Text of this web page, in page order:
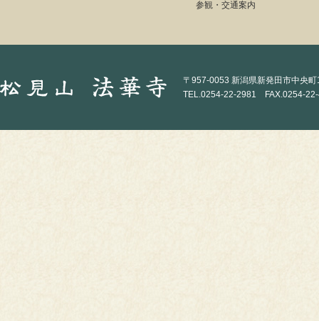
参観・交通案内
〒957-0053 新潟県新発田市中央
TEL.0254-22-2981 FAX.0254-